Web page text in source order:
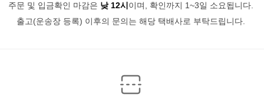
주문 및 입금확인 마감은 낮 12시 이며, 확인까지 1~3일 소요됩니다.
출고(운송장 등록) 이후의 문의는 해당 택배사로 부탁드립니다.